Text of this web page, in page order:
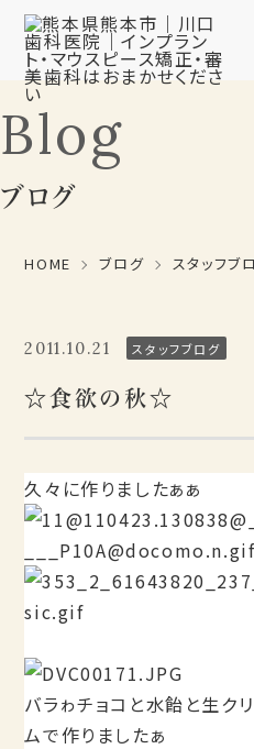
Blog
ブログ
HOME ブログ スタッフブ
2011.10.21 スタッフブログ
☆食欲の秋☆
久々に作りましたぁぁ
バラゎチョコと水飴と生ク
ムで作りましたぁ